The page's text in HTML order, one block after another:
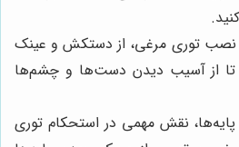
نصب توری مرغی، از دستکش و عینک
تا از آسیب دیدن دست‌ها و چشم‌ها
پایه‌ها، نقش مهمی در استحکام توری